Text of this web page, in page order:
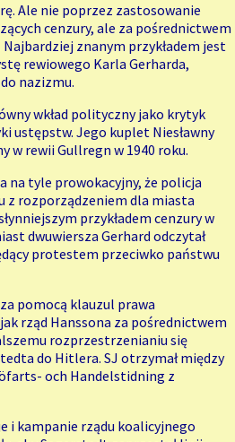
Ale nie poprzez zastosowanie
cenzury, ale za pośrednictwem
znanym przykładem jest
rewiowego Karla Gerharda,
nazizmu.
wkład polityczny jako krytyk
ustępstw. Jego kuplet Niesławny
w rewii Gullregn w 1940 roku.
na tyle prowokacyjny, że policja
z rozporządzeniem dla miasta
przykładem cenzury w
dwuwiersza Gerhard odczytał
protestem przeciwko państwu
pomocą klauzul prawa
rząd Hanssona za pośrednictwem
rozprzestrzenianiu się
do Hitlera. SJ otrzymał między
och Handelstidning z
i kampanie rządu koalicyjnego